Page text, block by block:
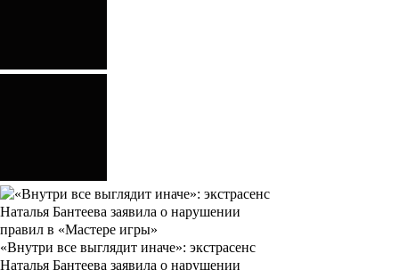
«Внутри все выглядит иначе»: экстрасенс
Наталья Бантеева заявила о нарушении